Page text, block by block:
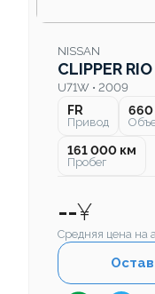
NISSAN
CLIPPER RIO
U71W • 2009
FR
Привод
660
161 000 км
Пробег
--¥
Средняя цена на